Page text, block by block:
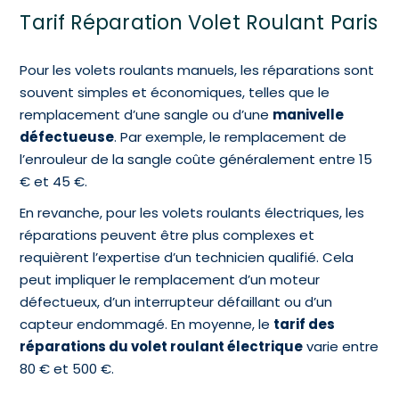
Tarif Réparation Volet Roulant Paris
Pour les volets roulants manuels, les réparations sont
souvent simples et économiques, telles que le
remplacement d’une sangle ou d’une manivelle
défectueuse. Par exemple, le remplacement de
l’enrouleur de la sangle coûte généralement entre 15
€ et 45 €.
En revanche, pour les volets roulants électriques, les
réparations peuvent être plus complexes et
requièrent l’expertise d’un technicien qualifié. Cela
peut impliquer le remplacement d’un moteur
défectueux, d’un interrupteur défaillant ou d’un
capteur endommagé. En moyenne, le tarif des
réparations du volet roulant électriquevarie entre
80 € et 500 €.